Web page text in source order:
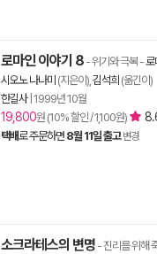
로마인 이야기 8 - 위기와 극복-로
시오노 나나미 (지은이), 김석희 (옮긴이)
한길사| 1999년 10월
19,800원 (10% 할인 / 1,100원)
택배로 주문하면 8월 11일 출고 변경
소크라테스의 변명 - 진리를 위해